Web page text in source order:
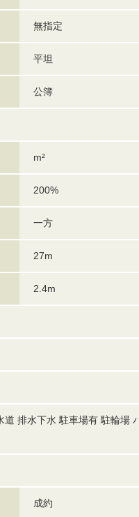
無指定
平坦
公簿
m²
200%
一方
27m
2.4m
排水下水 駐車場有 駐輪場
成約